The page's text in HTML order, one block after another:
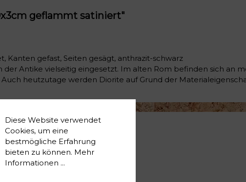
geflammt satiniert"
Kanten gefast, Seiten gesägt, anthrazit-schwarz
Antike vielseitig eingesetzt. Im alten Rom befinden sich an
heutzutage werden Diorite auf Grund der
Diese Website verwendet
Cookies, um eine
bestmögliche Erfahrung
bieten zu können. Mehr
Informationen ...